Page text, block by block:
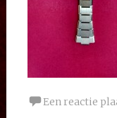
Een reactie